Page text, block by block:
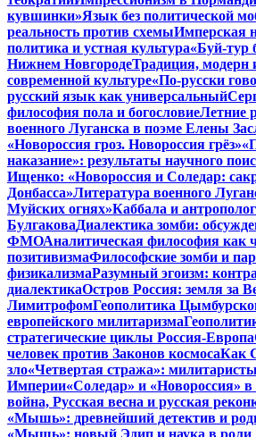
кувшинки»Язык без политической
реальность против схемыИмперская
политика и устная культура«Буй-тур
Нижнем НовгородеТрадиция, модерн
современной культуре«По-русски
русский язык как универсальный
философия пола и богословиеЛетние
военного Луганска в поэме Елены
«Новороссия гроз. Новороссия грёз»
наказание»: результаты научного
Ищенко: «Новороссия и Соледар:
Донбасса»Литература военного
Муйских огнях»Каббала и
БулгаковаДиалектика зомби:
ФМОАналитическая философия как
позитивизмаФилософские зомби и
физикализмаРазумный эгоизм:
диалектикаОстров Россия: земля за
ЛимитрофомГеополитика
европейского милитаризма
стратегические циклы Россия-Европа
человек против Законов космосаКак
зло«Четвертая стража»:
Империи«Соледар» и «Новороссия»
война, Русская весна и русская
«Мышь»: древнейший детектив и